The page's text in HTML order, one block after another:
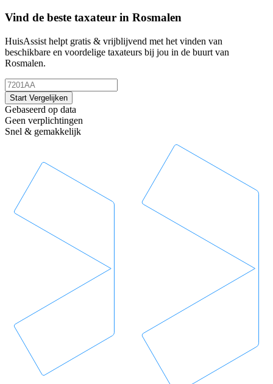
Vind de beste taxateur in Rosmalen
HuisAssist helpt gratis & vrijblijvend met het vinden van
beschikbare en voordelige taxateurs bij jou in de buurt van
Rosmalen.
Start Vergelijken
Gebaseerd op data
Geen verplichtingen
Snel & gemakkelijk